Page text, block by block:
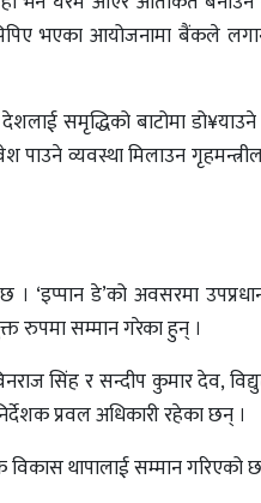
भएका आयोजनामा बैंकले
समृद्धिको बाटोमा
पाउने व्यवस्था मिलाउन
‘इप्पान डे’को अवसरमा उपप्रधान
रुपमा सम्मान गरेका हुन् ।
सिंह र सन्दीप कुमार देव,
प्रवल अधिकारी रहेका छन् ।
विकास थापालाई सम्मान गरिएको